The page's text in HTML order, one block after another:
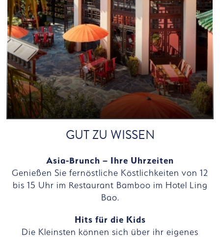
GUT ZU WISSEN
Asia-Brunch – Ihre Uhrzeiten
Genießen Sie fernöstliche Köstlichkeiten von 12
bis 15 Uhr im Restaurant Bamboo im Hotel Ling
Bao.
Hits für die Kids
Die Kleinsten können sich über ihr eigenes